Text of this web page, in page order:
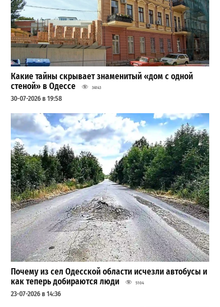
Какие тайны скрывает знаменитый «дом с одной
стеной» в Одессе
34143
30-07-2026 в 19:58
Почему из сел Одесской области исчезли автобусы и
как теперь добираются люди
5104
23-07-2026 в 14:36